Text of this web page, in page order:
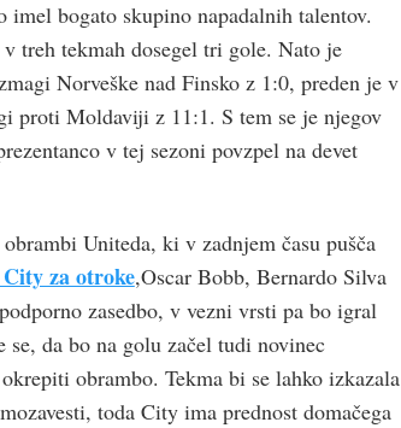
bogato skupino napadalnih talentov.
treh tekmah dosegel tri gole. Nato je
Norveške nad Finsko z 1:0, preden je v
proti Moldaviji z 11:1. S tem se je njegov
v tej sezoni povzpel na devet
Uniteda, ki v zadnjem času pušča
za otroke,Oscar Bobb, Bernardo Silva
zasedbo, v vezni vrsti pa bo igral
da bo na golu začel tudi novinec
obrambo. Tekma bi se lahko izkazala
toda City ima prednost domačega